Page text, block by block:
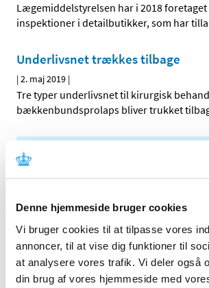
Denne hjemmeside bruger cookies
Vi bruger cookies til at tilpasse vores
annoncer, til at vise dig funktioner til
at analysere vores trafik. Vi deler også
din brug af vores hjemmeside med
Lægemiddelstyrelsen har i 2018 foretaget
inspektioner i detailbutikker, som har
Underlivsnet trækkes tilbage
|2. maj 2019 |
Tre typer underlivsnet til kirurgisk
bækkenbundsprolaps bliver trukket
Alle (2506)
TID
2026 (84)
2024 (224)
2023 (195)
2022 (197)